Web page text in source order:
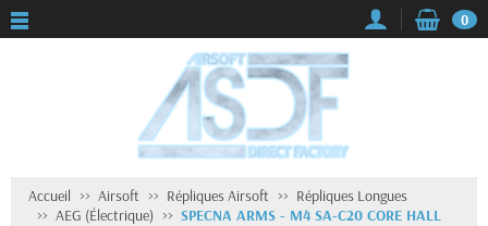
0
Accueil Airsoft Répliques Airsoft
Répliques Longues
AEG (Électrique)
SPECNA ARMS - M4 SA-C20 CORE HALL